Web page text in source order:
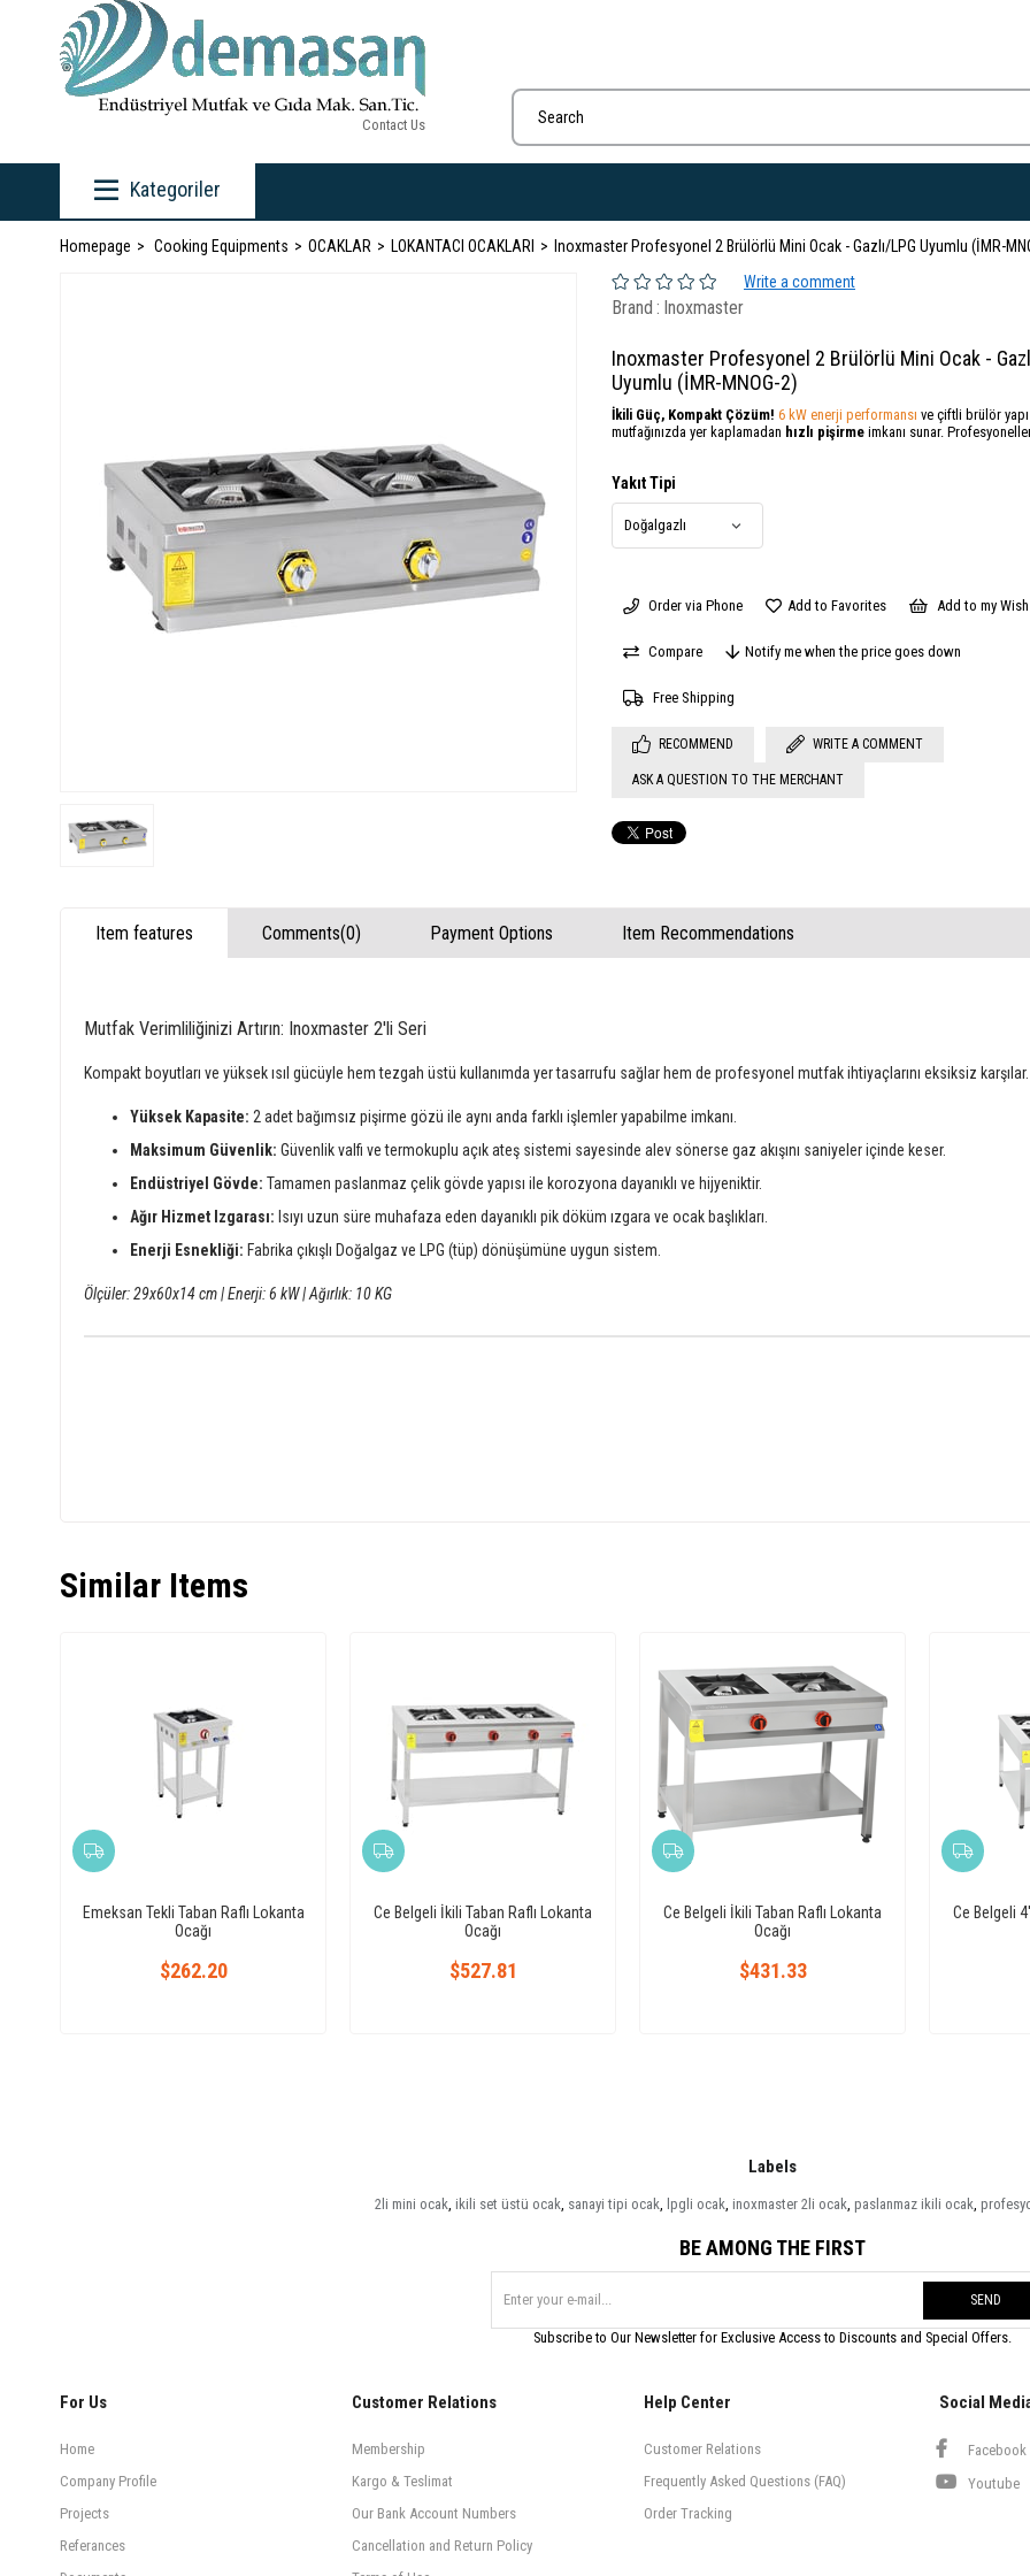
Contact Us
Kategoriler
Homepage Cooking Equipments OCAKLAR LOKANTACI OCAKLARI
Inoxmaster Profesyonel 2 Brülörlü Mini Ocak - Gazlı/LPG Uyumlu (İMR-
Write a comment
Brand : Inoxmaster
Inoxmaster Profesyonel 2 Brülörlü Mini Ocak -
Uyumlu (İMR-MNOG-2)
İkili Güç, Kompakt Çözüm! 6 kW enerji performansı ve çiftli brülör
mutfağınızda yer kaplamadan hızlı pişirme imkanı sunar.
Yakıt Tipi
Order via Phone Add to Favorites Add to my
Compare Notify me when the price goes down
Free Shipping
RECOMMEND WRITE A COMMENT
ASK A QUESTION TO THE MERCHANT
Item features Comments(0) Payment Options Item Recommendations
Mutfak Verimliliğinizi Artırın: Inoxmaster 2'li Seri
Kompakt boyutları ve yüksek ısıl gücüyle hem tezgah üstü kullanımda yer tasarrufu sağlar hem de profesyonel mutfak ihtiyaçlarını eksiksiz karşılar.
Yüksek Kapasite: 2 adet bağımsız pişirme gözü ile aynı anda farklı işlemler yapabilme imkanı.
Maksimum Güvenlik: Güvenlik valfi ve termokuplu açık ateş sistemi sayesinde alev sönerse gaz akışını saniyeler içinde keser.
Endüstriyel Gövde: Tamamen paslanmaz çelik gövde yapısı ile korozyona dayanıklı ve hijyeniktir.
Ağır Hizmet Izgarası: Isıyı uzun süre muhafaza eden dayanıklı pik döküm ızgara ve ocak başlıkları.
Enerji Esnekliği: Fabrika çıkışlı Doğalgaz ve LPG (tüp) dönüşümüne uygun sistem.
Ölçüler: 29x60x14 cm | Enerji: 6 kW | Ağırlık: 10 KG
Similar Items
Emeksan Tekli Taban Raflı Lokanta
Ocağı
$262.20
Ce Belgeli İkili Taban Raflı Lokanta
Ocağı
$527.81
Ce Belgeli İkili Taban Raflı Lokanta
Ocağı
$431.33
Ce Belgeli
Labels
2li mini ocak ikili set üstü ocak sanayi tipi ocak lpgli ocak inoxmaster 2li ocak paslanmaz ikili ocak
BE AMONG THE FIRST
SEND
Subscribe to Our Newsletter for Exclusive Access to Discounts and Special Offers.
For Us
Home
Company Profile
Projects
Referances
Customer Relations
Membership
Kargo & Teslimat
Our Bank Account Numbers
Cancellation and Return Policy
Help Center
Customer Relations
Frequently Asked Questions (FAQ)
Order Tracking
Social
Facebook
Youtube